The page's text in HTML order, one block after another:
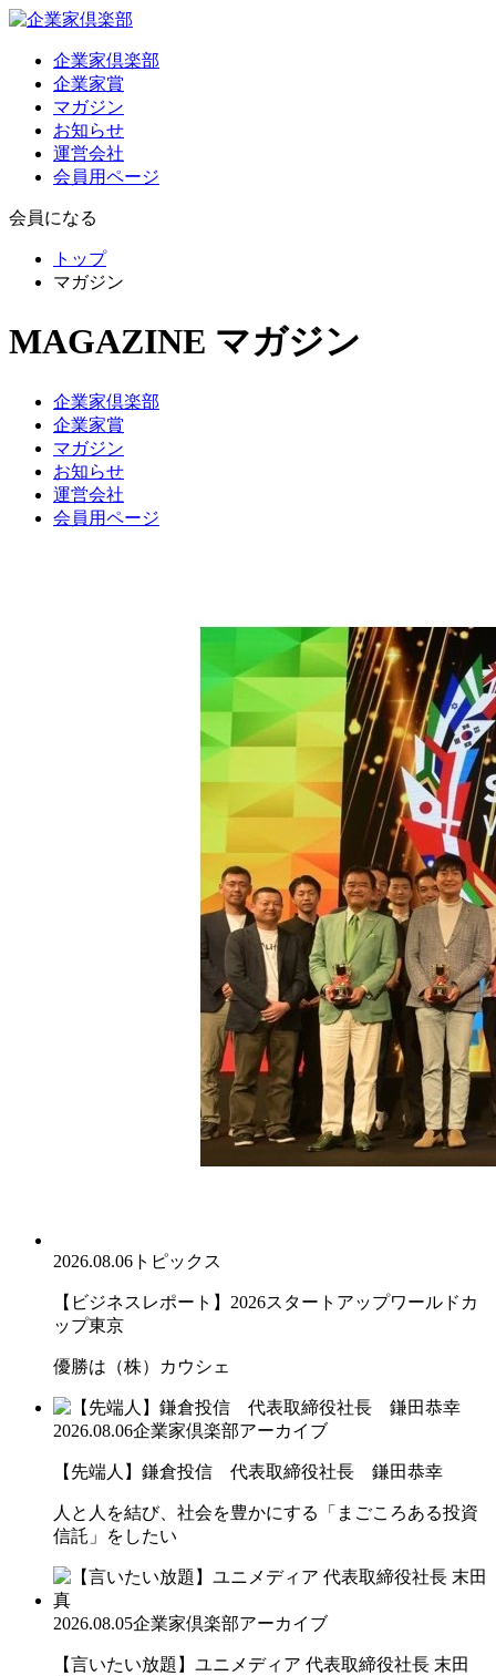
企業家倶楽部
企業家賞
マガジン
お知らせ
運営会社
会員用ページ
会員になる
トップ
マガジン
MAGAZINE マガジン
企業家倶楽部
企業家賞
マガジン
お知らせ
運営会社
会員用ページ
2026.08.06 トピックス
【ビジネスレポート】2026スタートアップワールドカ
ップ東京
優勝は（株）カウシェ
2026.08.06企業家倶楽部アーカイブ
【先端人】鎌倉投信 代表取締役社長 鎌田恭幸
人と人を結び、社会を豊かにする「まごころある投資
信託」をしたい
2026.08.05企業家倶楽部アーカイブ
【言いたい放題】ユニメディア 代表取締役社長 末田